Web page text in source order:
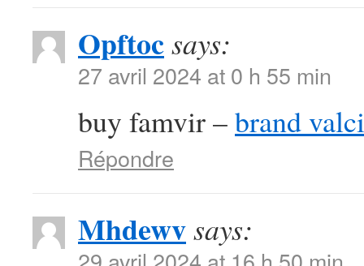
Opftocsays:
27 avril 2024 at 0 h 55 min
buy famvir –brand
Répondre
Mhdewvsays: